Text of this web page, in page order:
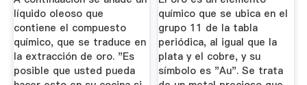
líquido oleoso que
contiene el compuesto
químico, que se traduce en
la extracción de oro. "Es
posible que usted pueda
químico que se ubica en el
grupo 11 de la tabla
periódica, al igual que la
plata y el cobre, y su
símbolo es "Au". Se trata